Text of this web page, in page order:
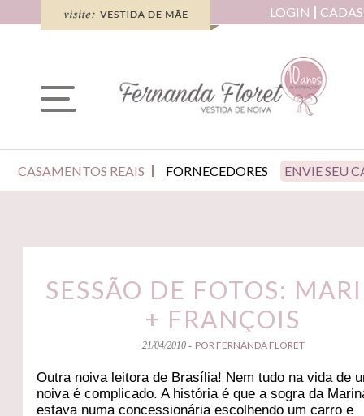
LOGIN
CASAMENTOS REAIS FORNECEDORES ENVIE SEU
SESSÃO DE FOTOS:
+ FRANÇOIS
21/04/2010 - POR FERNANDA FLORET
Outra noiva leitora de Brasília! Nem tudo na vida de
noiva é complicado. A história é que a sogra da
estava numa concessionária escolhendo um carro e